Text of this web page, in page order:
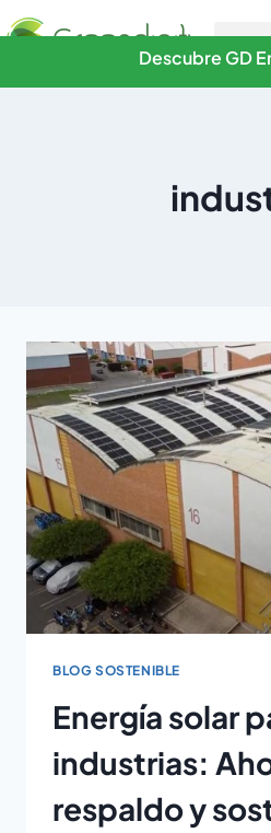
Descubre GD
BLOG SOSTENIBLE
Energía solar
industrias:
respaldo y